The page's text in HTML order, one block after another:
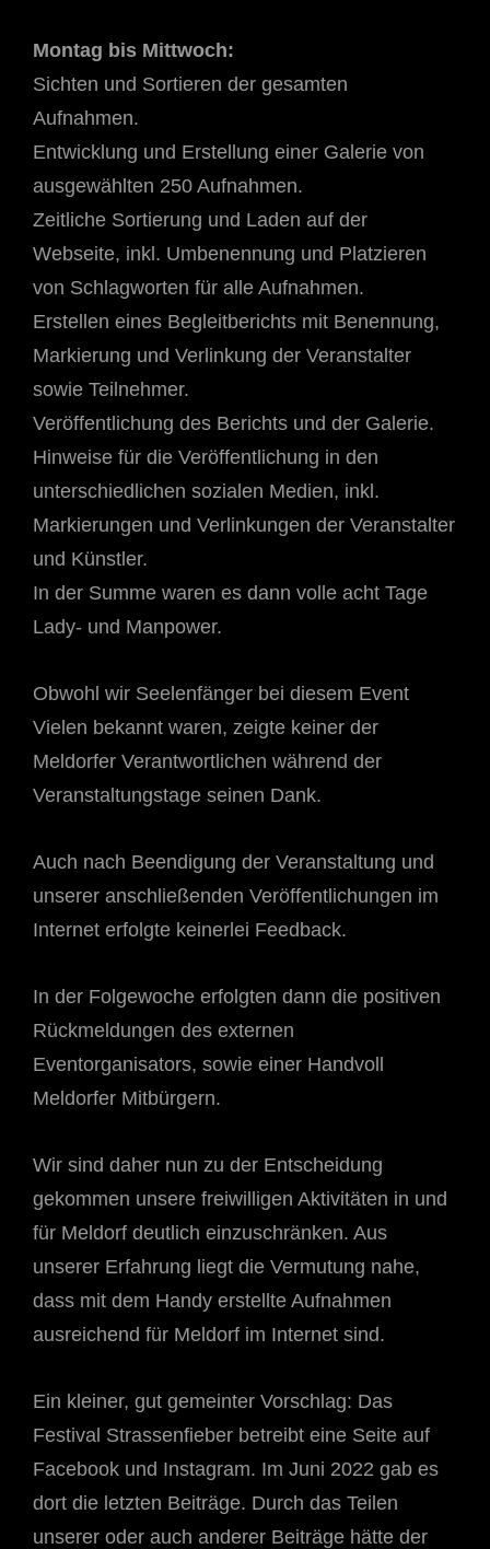
Montag bis Mittwoch:
Sichten und Sortieren der gesamten
Aufnahmen.
Entwicklung und Erstellung einer Galerie von
ausgewählten 250 Aufnahmen.
Zeitliche Sortierung und Laden auf der
Webseite, inkl. Umbenennung und Platzieren
von Schlagworten für alle Aufnahmen.
Erstellen eines Begleitberichts mit Benennung,
Markierung und Verlinkung der Veranstalter
sowie Teilnehmer.
Veröffentlichung des Berichts und der Galerie.
Hinweise für die Veröffentlichung in den
unterschiedlichen sozialen Medien, inkl.
Markierungen und Verlinkungen der Veranstalter
und Künstler.
In der Summe waren es dann volle acht Tage
Lady- und Manpower.
Obwohl wir Seelenfänger bei diesem Event
Vielen bekannt waren, zeigte keiner der
Meldorfer Verantwortlichen während der
Veranstaltungstage seinen Dank.
Auch nach Beendigung der Veranstaltung und
unserer anschließenden Veröffentlichungen im
Internet erfolgte keinerlei Feedback.
In der Folgewoche erfolgten dann die positiven
Rückmeldungen des externen
Eventorganisators, sowie einer Handvoll
Meldorfer Mitbürgern.
Wir sind daher nun zu der Entscheidung
gekommen unsere freiwilligen Aktivitäten in und
für Meldorf deutlich einzuschränken. Aus
unserer Erfahrung liegt die Vermutung nahe,
dass mit dem Handy erstellte Aufnahmen
ausreichend für Meldorf im Internet sind.
Ein kleiner, gut gemeinter Vorschlag: Das
Festival Strassenfieber betreibt eine Seite auf
Facebook und Instagram. Im Juni 2022 gab es
dort die letzten Beiträge. Durch das Teilen
unserer oder auch anderer Beiträge hätte der